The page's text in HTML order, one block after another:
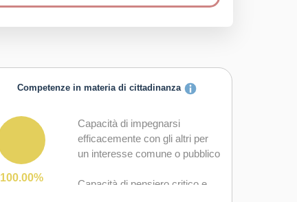
Competenze in materia di cittadinanza
100.00%
Capacità di impegnarsi
efficacemente con gli altri per
un interesse comune o pubblico
Capacità di pensiero critico e